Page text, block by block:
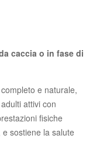
caccia o in fase di
e naturale,
attivi con
fisiche
sostiene la salute